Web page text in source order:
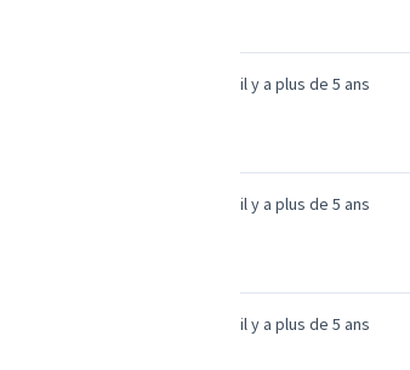
il y a plus de 5 ans
il y a plus de 5 ans
il y a plus de 5 ans